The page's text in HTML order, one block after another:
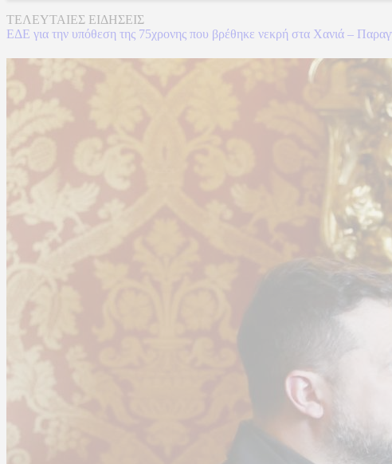
ΤΕΛΕΥΤΑΙΕΣ ΕΙΔΗΣΕΙΣ
ΕΔΕ για την υπόθεση της 75χρονης που βρέθηκε νεκρή στα Χανιά –